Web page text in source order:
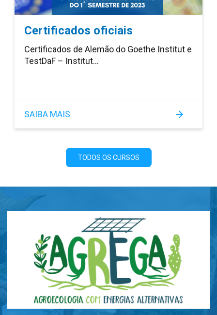
Certificados oficiais
Certificados de Alemão do Goethe Institut e
TestDaF – Institut…
SAIBA MAIS
TODOS OS CURSOS